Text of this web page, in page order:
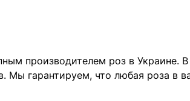
производителем роз в
гарантируем, что любая роза в